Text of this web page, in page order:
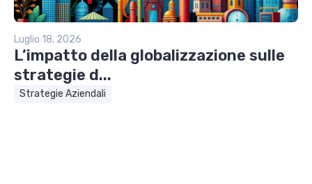
Luglio 18, 2026
L’impatto della globalizzazione sulle
strategie d...
Strategie Aziendali